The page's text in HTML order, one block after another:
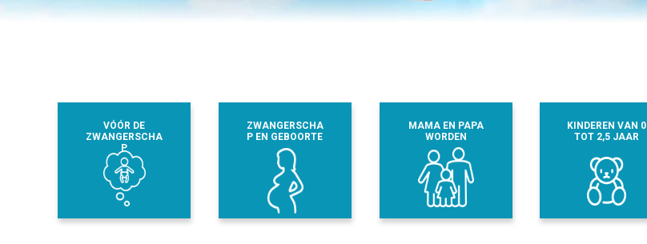
VÓÓR DE
ZWANGERSCHA
P
ZWANGERSCHA
P EN GEBOORTE
MAMA EN PAPA
WORDEN
KINDEREN VAN 0
TOT 2,5 JAAR